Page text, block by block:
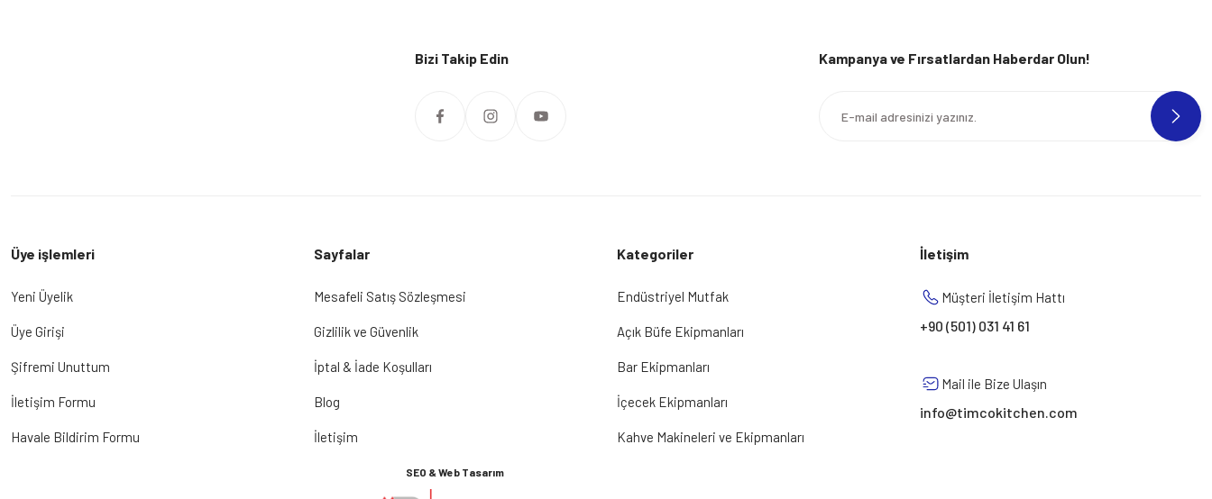
Bizi Takip Edin Kampanya ve Fırsatlardan Haberdar Olun!
Üye işlemleri
Yeni Üyelik
Üye Girişi
Şifremi Unuttum
İletişim Formu
Havale Bildirim Formu
Sayfalar
Mesafeli Satış Sözleşmesi
Gizlilik ve Güvenlik
İptal & İade Koşulları
Blog
İletişim
Kategoriler
Endüstriyel Mutfak
Açık Büfe Ekipmanları
Bar Ekipmanları
İçecek Ekipmanları
Kahve Makineleri ve Ekipmanları
SEO & Web Tasarım
İletişim
Müşteri İletişim Hattı
+90 (501) 031 41 61
Mail ile Bize Ulaşın
info@timcokitchen.com